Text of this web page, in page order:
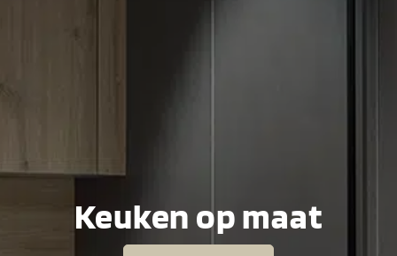
Keuken op maat